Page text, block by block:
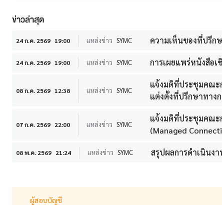
ข่าวล่าสุด
24 ก.ค. 2569 19:00 แหล่งข่าว SYMC ความเห็นของที่ปรึกษ
24 ก.ค. 2569 19:00 แหล่งข่าว SYMC การเผยแพร่หนังสือ
08 ก.ค. 2569 12:38 แหล่งข่าว SYMC
แจ้งมติที่ประชุมคณะ
แต่งตั้งที่ปรึกษาทาง
07 ก.ค. 2569 22:00 แหล่งข่าว SYMC
แจ้งมติที่ประชุมคณะ
(Managed
08 พ.ค. 2569 21:24 แหล่งข่าว SYMC สรุปผลการดำเนินง
ผู้สอบบัญชี